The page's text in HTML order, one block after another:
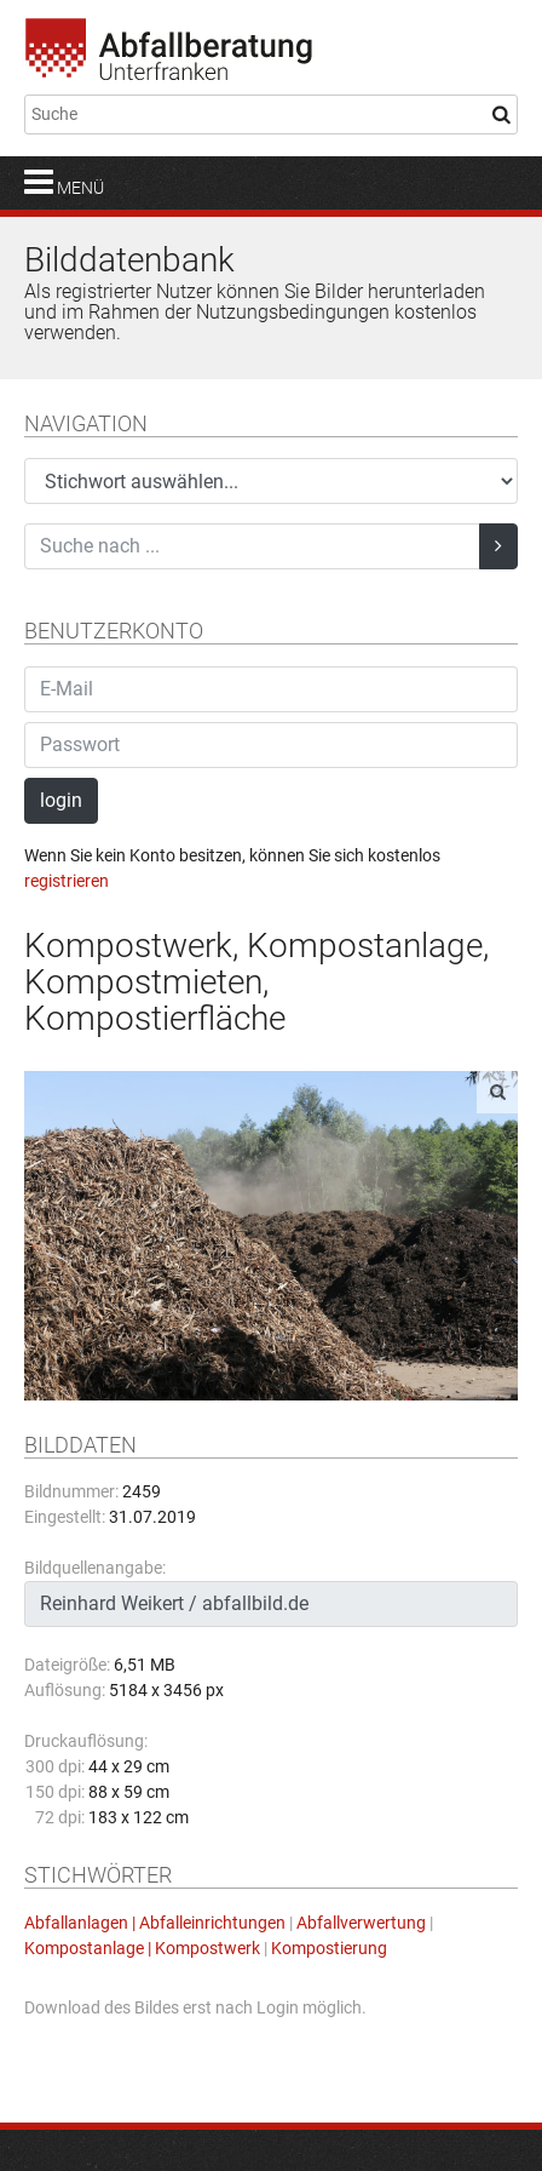
MENÜ
Bilddatenbank
Als registrierter Nutzer können Sie Bilder herunterladen
und im Rahmen der Nutzungsbedingungen kostenlos
verwenden.
NAVIGATION
BENUTZERKONTO
login
Wenn Sie kein Konto besitzen, können Sie sich kostenlos
registrieren
Kompostwerk, Kompostanlage,
Kompostmieten,
Kompostierfläche
BILDDATEN
Bildnummer:2459
Eingestellt:31.07.2019
Bildquellenangabe:
Dateigröße: 6,51 MB
Auflösung: 5184 x 3456 px
Druckauflösung:
300 dpi: 44 x 29 cm
150 dpi: 88 x 59 cm
72 dpi: 183 x 122 cm
STICHWÖRTER
Abfallanlagen | Abfalleinrichtungen | Abfallverwertung |
Kompostanlage | Kompostwerk | Kompostierung
Download des Bildes erst nach Login möglich.